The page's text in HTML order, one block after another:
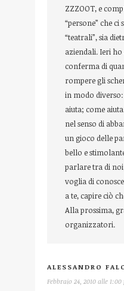
ZZZOOT, e
“persone” che
“teatrali”, sia
aziendali. Ieri
conferma di
rompere gli
in modo
aiuta; come
nel senso di
un gioco delle
bello e
parlare tra di
voglia di
a te, capire ciò
Alla prossima,
organizzatori.
ALESSANDRO
Febbraio 24, 2010 alle 1:00